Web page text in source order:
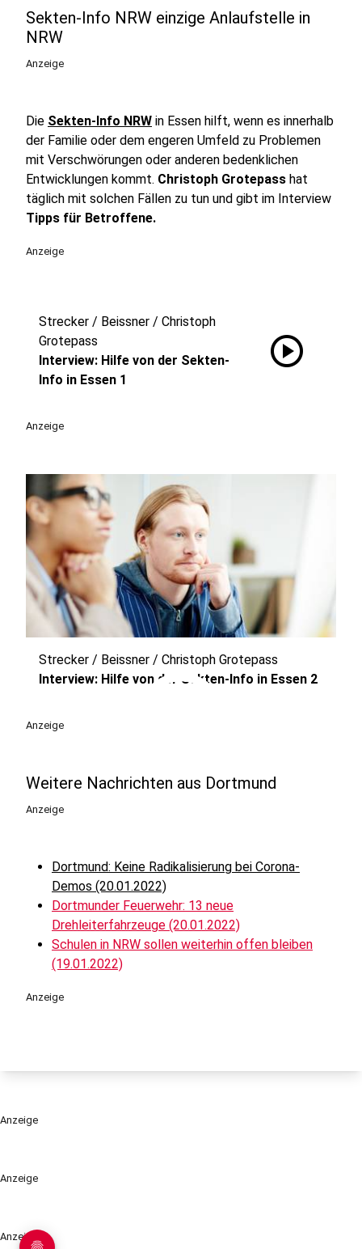
Anzeige
Anzeige
Sekten-Info NRW einzige Anlaufstelle in
NRW
Anzeige
Die Sekten-Info NRW in Essen hilft, wenn es innerhalb
der Familie oder dem engeren Umfeld zu Problemen
mit Verschwörungen oder anderen bedenklichen
Entwicklungen kommt. Christoph Grotepass hat
täglich mit solchen Fällen zu tun und gibt im Interview
Tipps für Betroffene.
Anzeige
Strecker / Beissner / Christoph
Grotepass
Interview: Hilfe von der Sekten-
Info in Essen 1
play_circle
Anzeige
play_circle
Strecker / Beissner / Christoph Grotepass
Interview: Hilfe von der Sekten-Info in Essen 2
Anzeige
Weitere Nachrichten aus Dortmund
Anzeige
Dortmund: Keine Radikalisierung bei Corona-
Demos (20.01.2022)
Dortmunder Feuerwehr: 13 neue
Drehleiterfahrzeuge (20.01.2022)
Schulen in NRW sollen weiterhin offen bleiben
(19.01.2022)
Anzeige
Anzeige